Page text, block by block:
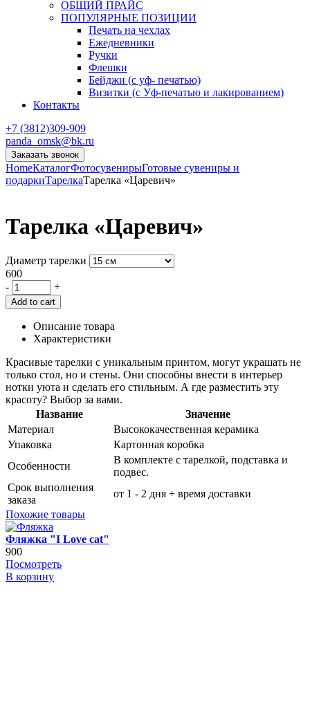
ОБЩИЙ ПРАЙС
ПОПУЛЯРНЫЕ ПОЗИЦИИ
Печать на чехлах
Ежедневники
Ручки
Флешки
Бейджи (с уф- печатью)
Визитки (с Уф-печатью и лакированием)
Контакты
+7 (3812)309-909
panda_omsk@bk.ru
Заказать звонок
HomeКаталогФотосувенирыГотовые сувениры и
подаркиТарелкаТарелка «Царевич»
Тарелка «Царевич»
Диаметр тарелки
600
-
+
Add to cart
Описание товара
Характеристики
Красивые тарелки с уникальным принтом, могут украшать не
только стол, но и стены. Они способны внести в интерьер
нотки уюта и сделать его стильным. А где разместить эту
красоту? Выбор за вами.
Название
Значение
Материал
Высококачественная керамика
Упаковка
Картонная коробка
Особенности
В комплекте с тарелкой, подставка и
подвес.
Срок выполнения
заказа
от 1 - 2 дня + время доставки
Похожие товары
Фляжка "I Love cat"
900
Посмотреть
В корзину